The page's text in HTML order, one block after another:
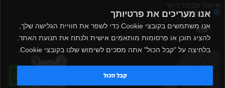
אנו מעריכים את פרטיותך
אנו משתמשים בקובצי Cookie כדי לשפר את חוויית הגלישה שלך,
להציג תוכן או פרסומות מותאמים אישית ולנתח את תנועת האתר.
בלחיצה על "קבל הכול" אתה מסכים לשימוש שלנו בקובצי Cookie.
קבל הכול
אישור קבלת דיוור
מאשר/ת
שלח